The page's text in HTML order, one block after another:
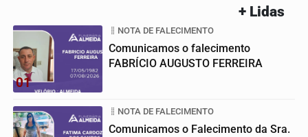
+ Lidas
01
NOTA DE FALECIMENTO
Comunicamos o falecimento
FABRÍCIO AUGUSTO FERREIRA
NOTA DE FALECIMENTO
Comunicamos o Falecimento da Sra.